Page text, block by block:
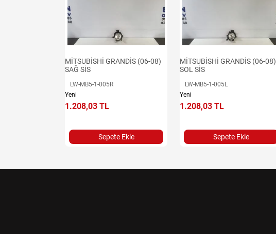
MİTSUBİSHİ GRANDİS (06-08)
SAĞ SİS
LW-MB5-1-005R
Yeni
1.208,03 TL
Sepete Ekle
MİTSUBİSHİ GRANDİS (06-08)
SOL SİS
LW-MB5-1-005L
Yeni
1.208,03 TL
Sepete Ekle